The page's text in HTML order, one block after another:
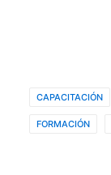
CAPACITACIÓN
FORMACIÓN